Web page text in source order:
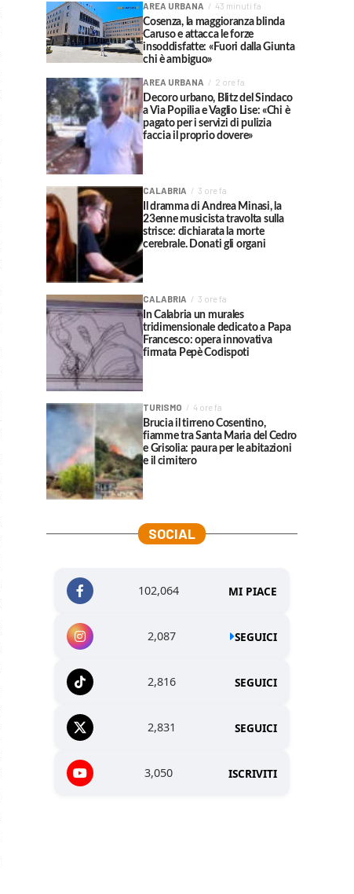
AREA URBANA 43 minuti fa
Cosenza, la maggioranza blinda
Caruso e attacca le forze
insoddisfatte: «Fuori dalla Giunta
chi è ambiguo»
AREA URBANA 2 ore fa
Decoro urbano, Blitz del Sindaco
a Via Popilia e Vaglio Lise: «Chi è
pagato per i servizi di pulizia
faccia il proprio dovere»
CALABRIA 3 ore fa
Il dramma di Andrea Minasi, la
23enne musicista travolta sulla
strisce: dichiarata la morte
cerebrale. Donati gli organi
CALABRIA 3 ore fa
In Calabria un murales
tridimensionale dedicato a Papa
Francesco: opera innovativa
firmata Pepè Codispoti
TURISMO 4 ore fa
Brucia il tirreno Cosentino,
fiamme tra Santa Maria del Cedro
e Grisolia: paura per le abitazioni
e il cimitero
SOCIAL
102,064 MI PIACE
2,087 SEGUICI
2,816 SEGUICI
2,831 SEGUICI
3,050 ISCRIVITI